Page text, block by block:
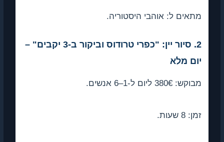
ל: אוהבי היסטוריה.
2. סיור יין: "כפרי טרודוס וביקור ב-3 יקבים" –
מלא
380€ ליום ל-1–6 אנשים.